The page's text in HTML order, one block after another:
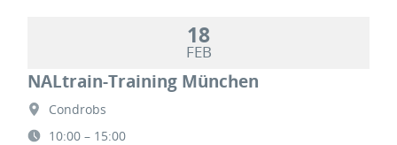
18
FEB
NALtrain-Training München
Condrobs
10:00 – 15:00